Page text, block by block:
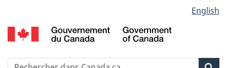
au
contenu
propos
la
HTML
selection
English